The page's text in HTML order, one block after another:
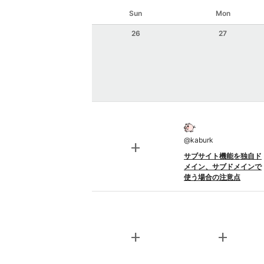
Sun Mon
26 27
add @kaburk
サブサイト機能を独自ド
メイン、サブドメインで
使う場合の注意点
add add